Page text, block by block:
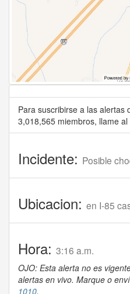
Para suscribirse a las alertas
3,018,565 miembros, llame al
Incidente: Posible
Ubicacion: en I-85
Hora: 3:16 a.m.
OJO: Esta alerta no es
alertas en vivo. Marque o
1010.